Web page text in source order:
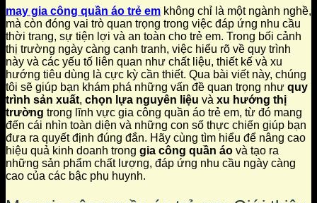
may gia công quần áo trẻ em không chỉ là một ngành nghề,
mà còn đóng vai trò quan trọng trong việc đáp ứng nhu cầu
thời trang, sự tiện lợi và an toàn cho trẻ em. Trong bối cảnh
thị trường ngày càng cạnh tranh, việc hiểu rõ về quy trình
này và các yếu tố liên quan như chất liệu, thiết kế và xu
hướng tiêu dùng là cực kỳ cần thiết. Qua bài viết này, chúng
tôi sẽ giúp bạn khám phá những vấn đề quan trọng như quy
trình sản xuất, chọn lựa nguyên liệu và xu hướng thị
trường trong lĩnh vực gia công quần áo trẻ em, từ đó mang
đến cái nhìn toàn diện và những con số thực chiến giúp bạn
đưa ra quyết định đúng đắn. Hãy cùng tìm hiểu để nâng cao
hiệu quả kinh doanh trong gia công quần áo và tạo ra
những sản phẩm chất lượng, đáp ứng nhu cầu ngày càng
cao của các bậc phụ huynh.